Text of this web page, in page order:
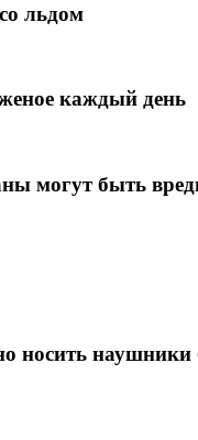
льдом
каждый день
могут быть
носить наушники